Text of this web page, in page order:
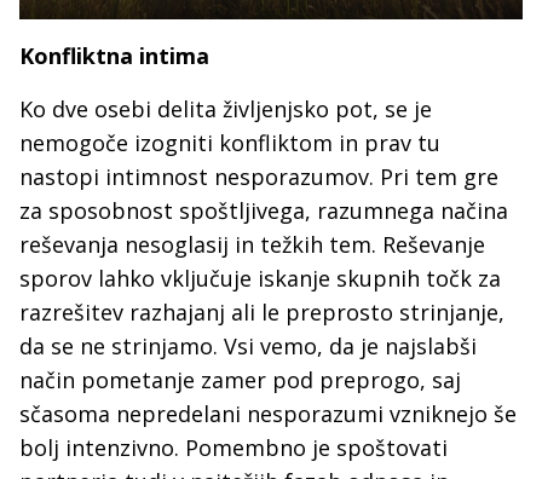
Konfliktna intima
Ko dve osebi delita življenjsko pot, se je
nemogoče izogniti konfliktom in prav tu
nastopi intimnost nesporazumov. Pri tem gre
za sposobnost spoštljivega, razumnega načina
reševanja nesoglasij in težkih tem. Reševanje
sporov lahko vključuje iskanje skupnih točk za
razrešitev razhajanj ali le preprosto strinjanje,
da se ne strinjamo. Vsi vemo, da je najslabši
način pometanje zamer pod preprogo, saj
sčasoma nepredelani nesporazumi vzniknejo še
bolj intenzivno. Pomembno je spoštovati